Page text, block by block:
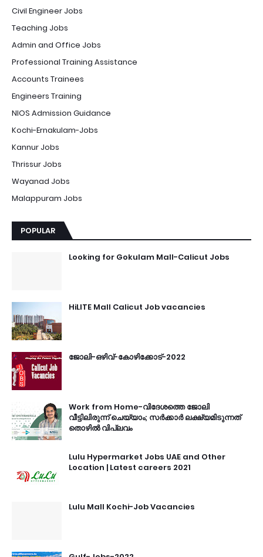
Civil Engineer Jobs
Teaching Jobs
Admin and Office Jobs
Professional Training Assistance
Accounts Trainees
Engineers Training
NIOS Admission Guidance
Kochi-Ernakulam-Jobs
Kannur Jobs
Thrissur Jobs
Wayanad Jobs
Malappuram Jobs
POPULAR
Looking for Gokulam Mall-Calicut Jobs
HiLITE Mall Calicut Job vacancies
ജോലി-ഒഴിവ്-കോഴിക്കോട്-2022
Work from Home-വിദേശത്തെ ജോലി
വീട്ടിലിരുന്ന് ചെയ്യാം; സർക്കാർ ലക്ഷ്യമിടുന്നത്
തൊഴിൽ വിപ്ലവം
Lulu Hypermarket Jobs UAE and Other
Location | Latest careers 2021
Lulu Mall Kochi-Job Vacancies